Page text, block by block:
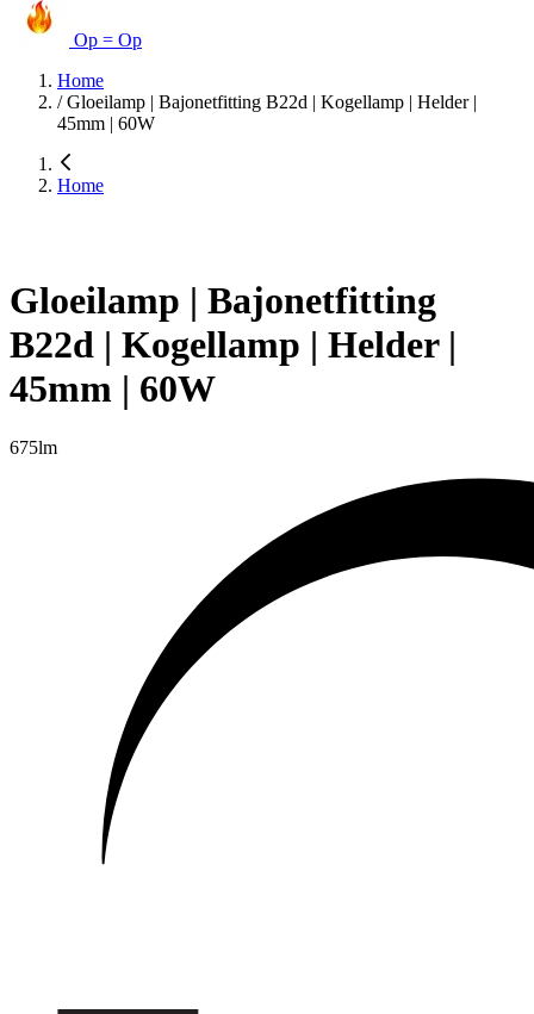
Op = Op
Home
/ Gloeilamp | Bajonetfitting B22d | Kogellamp | Helder |
45mm | 60W
Home
Gloeilamp | Bajonetfitting
B22d | Kogellamp | Helder |
45mm | 60W
675lm